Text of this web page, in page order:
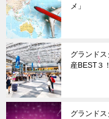
メ」
グランド
産BEST３！
グランド